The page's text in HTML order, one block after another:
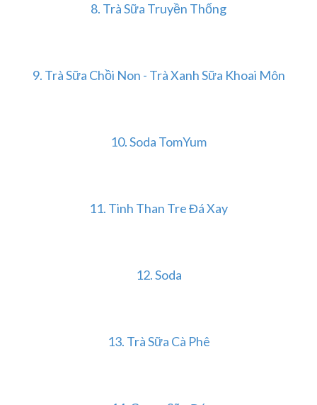
8. Trà Sữa Truyền Thống
9. Trà Sữa Chồi Non - Trà Xanh Sữa Khoai Môn
10. Soda TomYum
11. Tinh Than Tre Đá Xay
12. Soda
13. Trà Sữa Cà Phê